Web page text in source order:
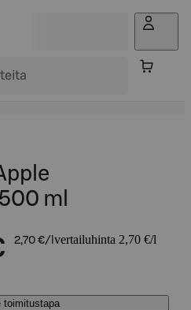
ml
2,70 €/l vertailuhinta 2,70 €/l
toimitustapa